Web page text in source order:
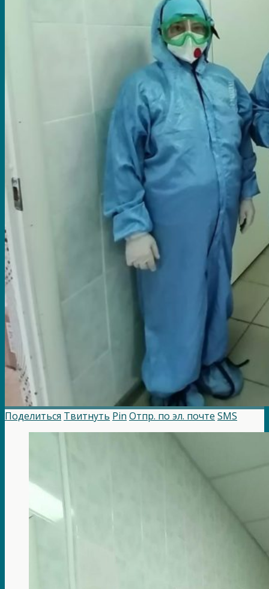
Поделиться Твитнуть Pin Отпр. по эл. почте SMS